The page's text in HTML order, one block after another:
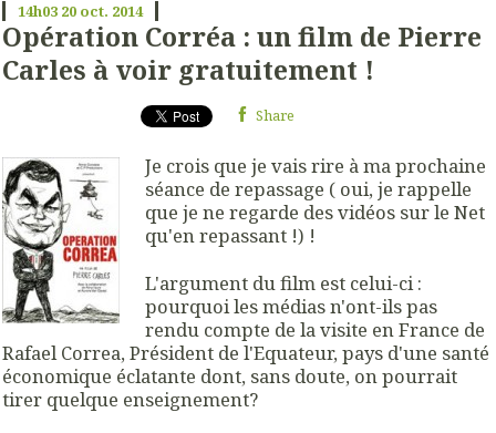
14h03 20 oct. 2014
Opération Corréa : un film de Pierre
Carles à voir gratuitement !
Share
Je crois que je vais rire à ma prochaine
séance de repassage ( oui, je rappelle
que je ne regarde des vidéos sur le Net
qu'en repassant !) !
L'argument du film est celui-ci :
pourquoi les médias n'ont-ils pas
rendu compte de la visite en France de
Rafael Correa, Président de l'Equateur, pays d'une santé
économique éclatante dont, sans doute, on pourrait
tirer quelque enseignement?